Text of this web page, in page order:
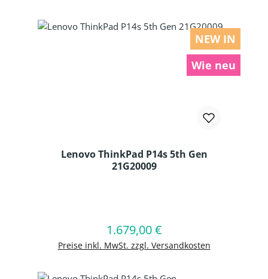
NEW IN
Wie neu
Lenovo ThinkPad P14s 5th Gen
21G20009
Regulärer Preis:
1.679,00 €
Preise inkl. MwSt. zzgl. Versandkosten
In den Warenkorb